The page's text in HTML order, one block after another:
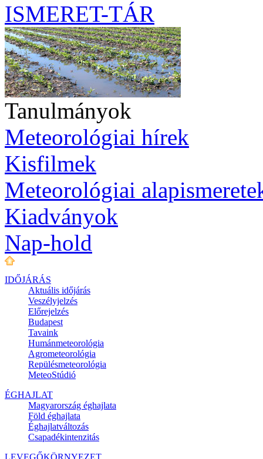
ISMERET-TÁR
Tanulmányok
Meteorológiai hírek
Kisfilmek
Meteorológiai
Kiadványok
Nap-hold
IDŐJÁRÁS
Aktuális időjárás
Veszélyjelzés
Előrejelzés
Budapest
Tavaink
Humánmeteorológia
Agrometeorológia
Repülésmeteorológia
MeteoStúdió
ÉGHAJLAT
Magyarország éghajlata
Föld éghajlata
Éghajlatváltozás
Csapadékintenzitás
LEVEGŐKÖRNYEZET